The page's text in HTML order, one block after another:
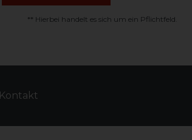
** Hierbei handelt es sich um ein Pflichtfeld.
Kontakt